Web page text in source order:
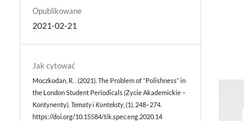
Opublikowane
2021-02-21
Jak cytować
Moczkodan, R. . (2021). The Problem of “Polishness” in
the London Student Periodicals (Życie Akademickie –
Kontynenty).Tematy i Konteksty, (1), 248–274.
https://doi.org/10.15584/tik.spec.eng.2020.14